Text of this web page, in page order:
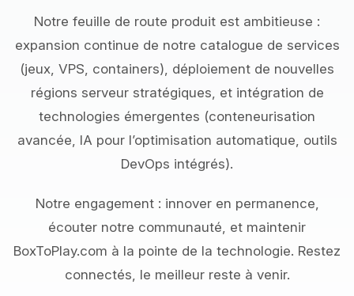
Notre feuille de route produit est ambitieuse :
expansion continue de notre catalogue de services
(jeux, VPS, containers), déploiement de nouvelles
régions serveur stratégiques, et intégration de
technologies émergentes (conteneurisation
avancée, IA pour l’optimisation automatique, outils
DevOps intégrés).
Notre engagement : innover en permanence,
écouter notre communauté, et maintenir
BoxToPlay.com à la pointe de la technologie. Restez
connectés, le meilleur reste à venir.